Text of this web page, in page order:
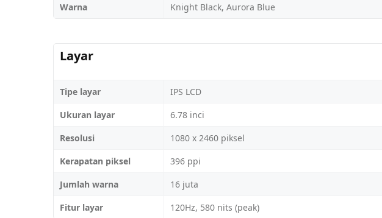
Warna
Knight Black, Aurora Blue
Layar
Tipe layar
IPS LCD
Ukuran layar
6.78 inci
Resolusi
1080 x 2460 piksel
Kerapatan piksel
396 ppi
Jumlah warna
16 juta
Fitur layar
120Hz, 580 nits (peak)